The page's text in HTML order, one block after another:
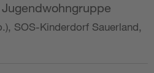
SOS-Kinderdorf Sauerland,